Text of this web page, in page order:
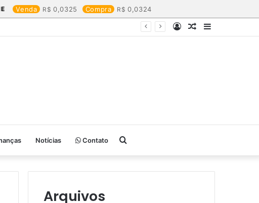
Venda 0,0325 Compra 0,0324
Barra
Artigo
Entrar
Notícias Contato Procurar
por
Arquivos